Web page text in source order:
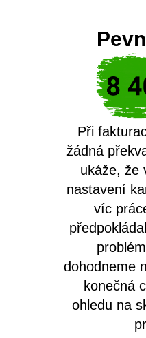
Při
žádná
ukáže, že
nastavení
víc
dohodneme
konečná
ohledu na